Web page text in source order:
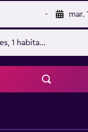
- mar.
1 habitación